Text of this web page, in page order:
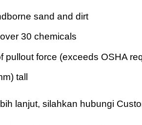
sand and dirt
30 chemicals
pullout force (exceeds OSHA
tall
lanjut, silahkan hubungi